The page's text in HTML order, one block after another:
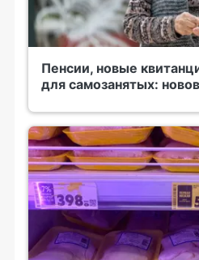
Пенсии, новые
для самозанятых: